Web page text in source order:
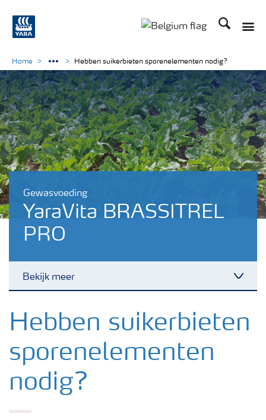
Zoek op
Gewasvoeding
YaraVita BRASSITREL
PRO
Bekijk meer
Nieuwsbrieven
Gewassen
Meststoffen
Home Hebben suikerbieten sporenelementen nodig?
Hebben suikerbieten
sporenelementen
nodig?